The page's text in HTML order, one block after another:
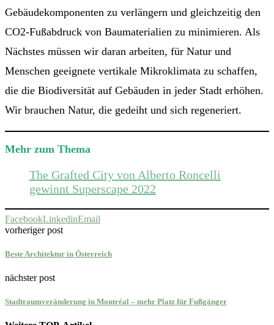
Gebäudekomponenten zu verlängern und gleichzeitig den
CO2-Fußabdruck von Baumaterialien zu minimieren. Als
Nächstes müssen wir daran arbeiten, für Natur und
Menschen geeignete vertikale Mikroklimata zu schaffen,
die die Biodiversität auf Gebäuden in jeder Stadt erhöhen.
Wir brauchen Natur, die gedeiht und sich regeneriert.
Mehr zum Thema
The Grafted City von Alberto Roncelli
gewinnt Superscape 2022
FacebookLinkedinEmail
vorheriger post
Beste Architektur in Österreich
nächster post
Stadtraumveränderung in Montréal – mehr Platz für Fußgänger